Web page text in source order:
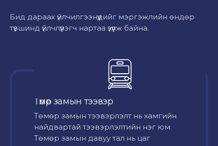
Бид дараах үйлчилгээнүүдийг мэргэжлийн өндөр
түвшинд үйлчлүүлэгч нартаа үзүүлж байна.
Төмөр замын тээвэр
Төмөр замын тээвэрлэлт нь хамгийн
найдвартай тээвэрлэлтийн нэг юм.
Төмөр замын давуу тал нь цаг